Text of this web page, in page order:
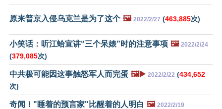
原来普京入侵乌克兰是为了这个 🖼️ 2022/2/27 (463,885次)
小笑话：听江蛤宣讲“三个呆婊”时的注意事项 🖼️ 2022/2/24
(379,085次)
中共极可能因这事触怒军人而完蛋 🖼️▶️ 2022/2/22 (434,652
次)
奇闻！"睡着的预言家"比醒着的人明白 🖼️ 2022/2/19